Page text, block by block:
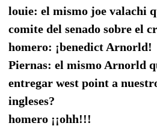
louie: el mismo joe valachi
comite del senado sobre el
homero: ¡benedict Arnorld!
Piernas: el mismo Arnorld
entregar west point a
ingleses?
homero ¡¡ohh!!!